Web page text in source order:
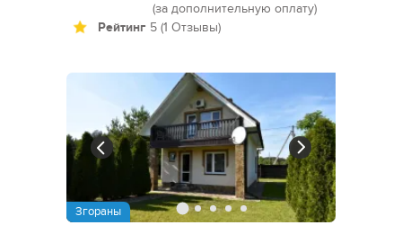
(за дополнительную оплату)
Рейтинг 5 (1 Отзывы)
Згораны